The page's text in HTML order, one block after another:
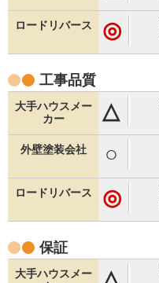
◎
工事品質
△
○
◎
保証